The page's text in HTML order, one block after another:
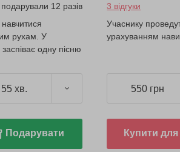
подарували 12 разів
рухам. У
одну пісню
55 хв.
Подарувати
3 відгуки
Учаснику
урахуванням
550 грн
Купити